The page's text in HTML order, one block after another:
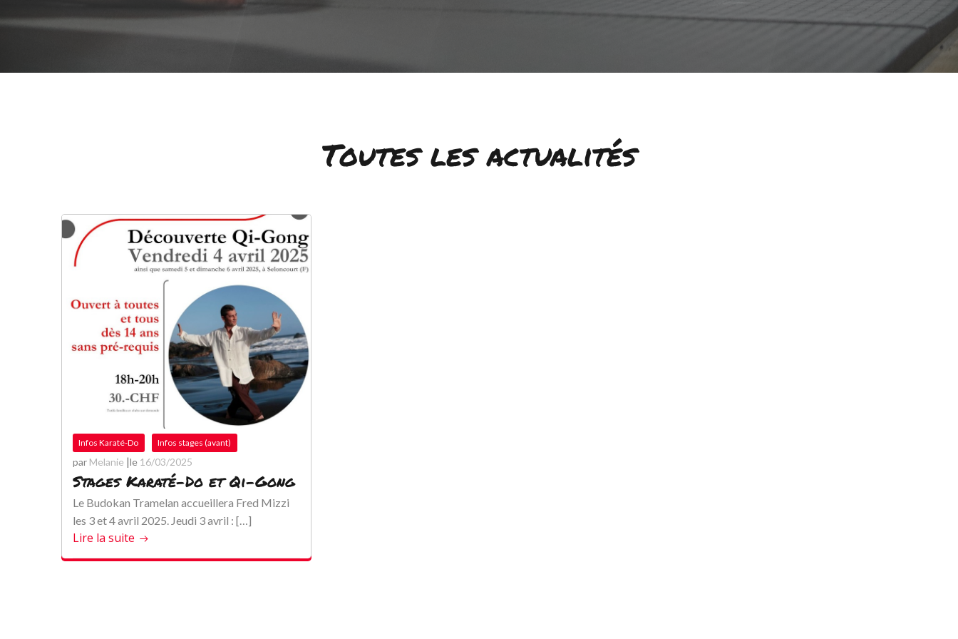
Toutes les actualités
Infos Karaté-Do Infos stages (avant)
par Melanie |le 16/03/2025
Stages Karaté-Do et Qi-Gong
Le Budokan Tramelan accueillera Fred Mizzi
les 3 et 4 avril 2025. Jeudi 3 avril : […]
Lire la suite